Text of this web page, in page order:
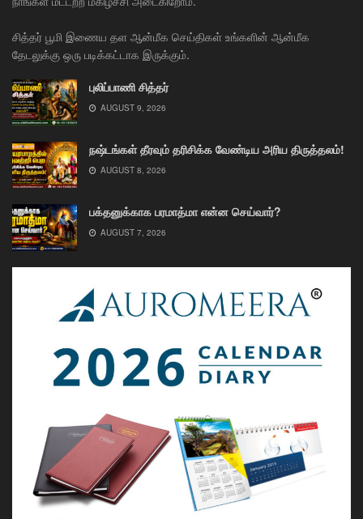
சித்தர் பூமி இணைய தள ஆன்மீக செய்திகள் உங்களின் ஆன்மீக
தேடலுக்கு ஒரு படிக்கட்டாக இருக்கும்.
புலிப்பாணி சித்தர்
AUGUST 9, 2026
நஷ்டங்கள் தீரவும் தரிசிக்க வேண்டிய அரிய திருத்தலம்!
AUGUST 8, 2026
பக்தனுக்காக பரமாத்மா என்ன செய்வார்?
AUGUST 7, 2026